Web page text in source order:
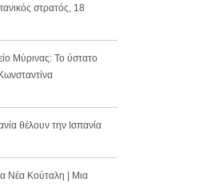
στρατός, 18
Μύρινας: Το ύστατο
θέλουν την Ισπανία
Νέα Κούταλη | Μια